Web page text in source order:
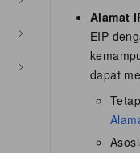
Alamat
EIP
dapat